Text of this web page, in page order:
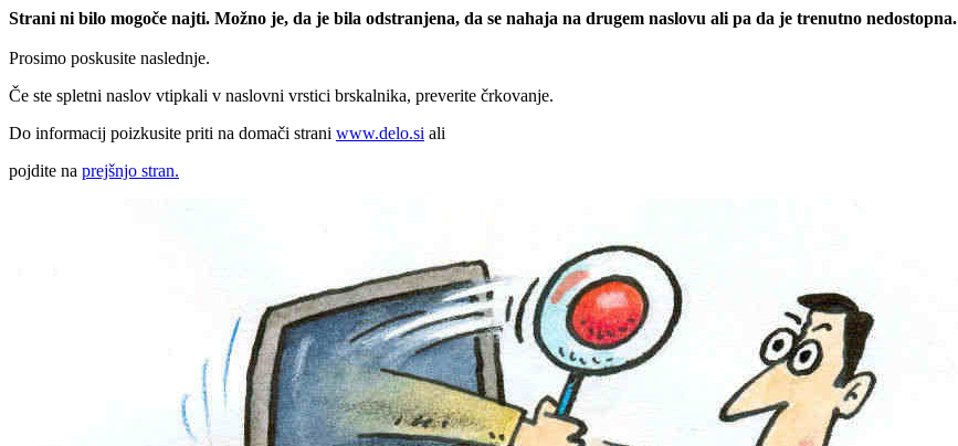
Strani ni bilo mogoče najti. Možno je, da je bila odstranjena, da se nahaja na drugem naslovu ali pa da je trenutno nedostopna.
Prosimo poskusite naslednje.
Če ste spletni naslov vtipkali v naslovni vrstici brskalnika, preverite črkovanje.
Do informacij poizkusite priti na domači strani www.delo.si ali
pojdite na prejšnjo stran.